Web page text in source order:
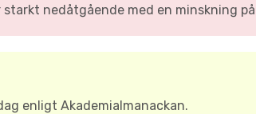
nedåtgående med en minskning
enligt Akademialmanackan.